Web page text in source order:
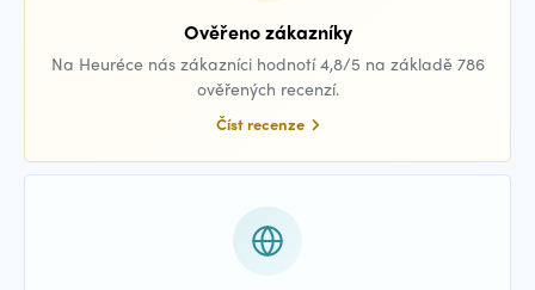
Ověřeno zákazníky
Na Heuréce nás zákazníci hodnotí 4,8/5 na základě 786
ověřených recenzí.
Číst recenze